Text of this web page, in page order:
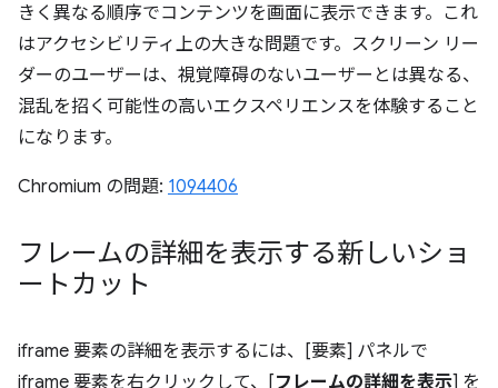
きく異なる順序でコンテンツを画面に表示できます。これ
はアクセシビリティ上の大きな問題です。スクリーン リー
ダーのユーザーは、視覚障碍のないユーザーとは異なる、
混乱を招く可能性の高いエクスペリエンスを体験すること
になります。
Chromium の問題: 1094406
フレームの詳細を表示する新しいショ
ートカット
iframe 要素の詳細を表示するには、[要素] パネルで
iframe 要素を右クリックして、[フレームの詳細を表示] を